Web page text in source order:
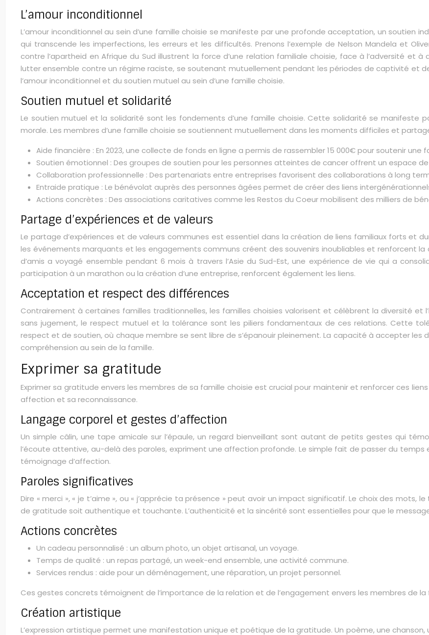
L’amour inconditionnel
L’amour inconditionnel au sein d’une famille choisie se manifeste par une profonde acceptation, un soutien
qui transcende les imperfections, les erreurs et les difficultés. Prenons l’exemple de Nelson Mandela et
contre l’apartheid en Afrique du Sud illustrent la force d’une relation familiale choisie, face à l’adversité et
lutter ensemble contre un régime raciste, se soutenant mutuellement pendant les périodes de captivité et
l’amour inconditionnel et du soutien mutuel au sein d’une famille choisie.
Soutien mutuel et solidarité
Le soutien mutuel et la solidarité sont les fondements d’une famille choisie. Cette solidarité se manifeste
morale. Les membres d’une famille choisie se soutiennent mutuellement dans les moments difficiles et
Aide financière : En 2023, une collecte de fonds en ligne a permis de rassembler 15 000€ pour soutenir une
Soutien émotionnel : Des groupes de soutien pour les personnes atteintes de cancer offrent un espace
Collaboration professionnelle : Des partenariats entre entreprises favorisent des collaborations à long
Entraide pratique : Le bénévolat auprès des personnes âgées permet de créer des liens
Actions concrètes : Des associations caritatives comme les Restos du Coeur mobilisent des milliers de
Partage d’expériences et de valeurs
Le partage d’expériences et de valeurs communes est essentiel dans la création de liens familiaux forts et
les événements marquants et les engagements communs créent des souvenirs inoubliables et renforcent
d’amis a voyagé ensemble pendant 6 mois à travers l’Asie du Sud-Est, une expérience de vie qui a
participation à un marathon ou la création d’une entreprise, renforcent également les liens.
Acceptation et respect des différences
Contrairement à certaines familles traditionnelles, les familles choisies valorisent et célèbrent la diversité et
sans jugement, le respect mutuel et la tolérance sont les piliers fondamentaux de ces relations. Cette
respect et de soutien, où chaque membre se sent libre de s’épanouir pleinement. La capacité à accepter
compréhension au sein de la famille.
Exprimer sa gratitude
Exprimer sa gratitude envers les membres de sa famille choisie est crucial pour maintenir et renforcer ces
affection et sa reconnaissance.
Langage corporel et gestes d’affection
Un simple câlin, une tape amicale sur l’épaule, un regard bienveillant sont autant de petits gestes qui
l’écoute attentive, au-delà des paroles, expriment une affection profonde. Le simple fait de passer du
témoignage d’affection.
Paroles significatives
Dire « merci », « je t’aime », ou « j’apprécie ta présence » peut avoir un impact significatif. Le choix des
de gratitude soit authentique et touchante. L’authenticité et la sincérité sont essentielles pour que le
Actions concrètes
Un cadeau personnalisé : un album photo, un objet artisanal, un voyage.
Temps de qualité : un repas partagé, un week-end ensemble, une activité commune.
Services rendus : aide pour un déménagement, une réparation, un projet personnel.
Ces gestes concrets témoignent de l’importance de la relation et de l’engagement envers les membres de
Création artistique
L’expression artistique permet une manifestation unique et poétique de la gratitude. Un poème, une